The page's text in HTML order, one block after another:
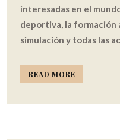
interesadas en el
deportiva, la formación
simulación y todas las
READ MORE